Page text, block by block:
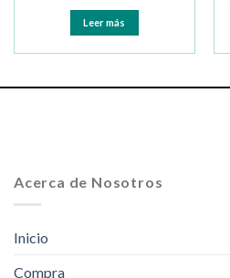
Leer más
Acerca de Nosotros
Inicio
Compra